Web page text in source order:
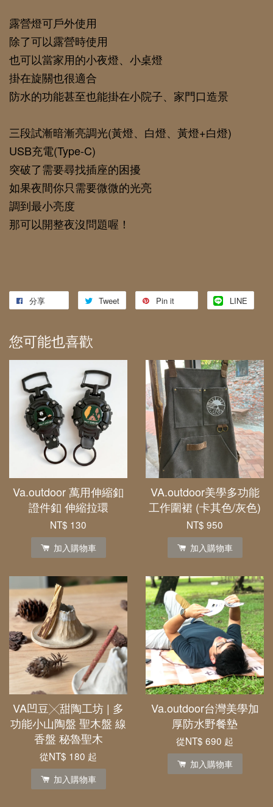
露營燈可戶外使用
除了可以露營時使用
也可以當家用的小夜燈、小桌燈
掛在旋關也很適合
防水的功能甚至也能掛在小院子、家門口造景
三段試漸暗漸亮調光(黃燈、白燈、黃燈+白燈)
USB充電(Type-C)
突破了需要尋找插座的困擾
如果夜間你只需要微微的光亮
調到最小亮度
那可以開整夜沒問題喔！
分享 Tweet Pin it LINE
您可能也喜歡
Va.outdoor 萬用伸縮釦
證件釦 伸縮拉環
NT$ 130
加入購物車
VA.outdoor美學多功能
工作圍裙 (卡其色/灰色)
NT$ 950
加入購物車
VA凹豆╳甜陶工坊 | 多
功能小山陶盤 聖木盤 線
香盤 秘魯聖木
從NT$ 180 起
加入購物車
Va.outdoor台灣美學加
厚防水野餐墊
從NT$ 690 起
加入購物車